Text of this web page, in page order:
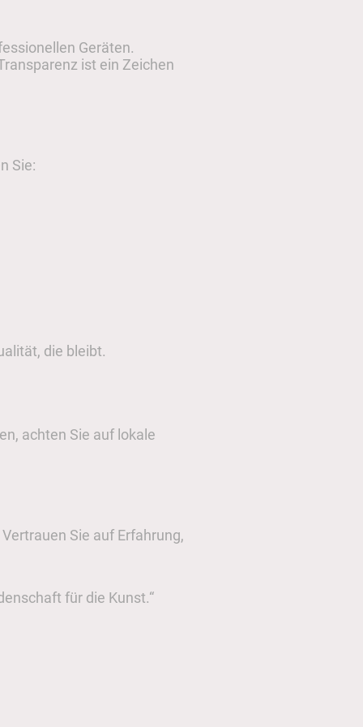
Geräten.
ist ein Zeichen
Sie:
die bleibt.
achten Sie auf lokale
Sie auf Erfahrung,
für die Kunst.“